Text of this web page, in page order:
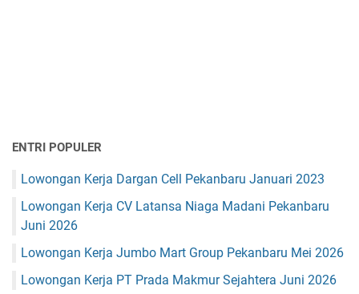
ENTRI POPULER
Lowongan Kerja Dargan Cell Pekanbaru Januari 2023
Lowongan Kerja CV Latansa Niaga Madani Pekanbaru
Juni 2026
Lowongan Kerja Jumbo Mart Group Pekanbaru Mei 2026
Lowongan Kerja PT Prada Makmur Sejahtera Juni 2026